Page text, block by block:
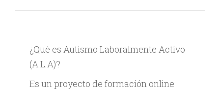
¿Qué es Autismo Laboralmente Activo
(A.L.A)?
Es un proyecto de formación online